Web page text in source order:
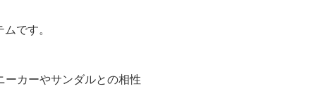
です。
カーやサンダルとの相性